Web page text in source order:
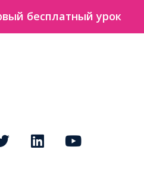
бесплатный урок